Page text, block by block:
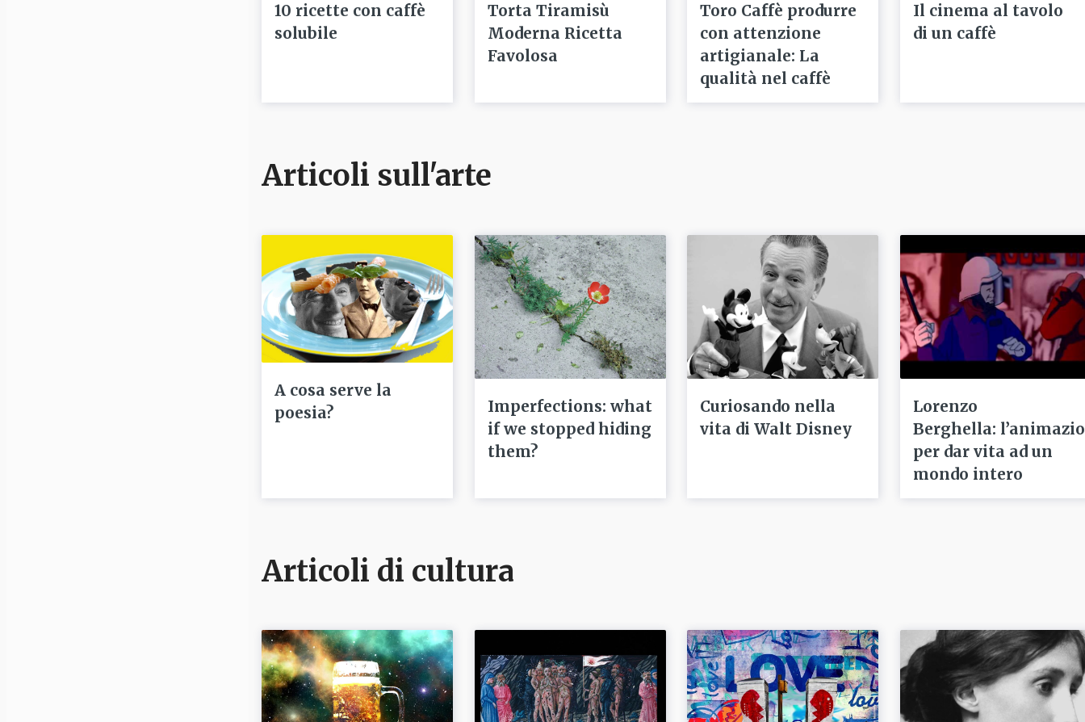
10 ricette con caffè
solubile
Torta Tiramisù
Moderna Ricetta
Favolosa
Toro Caffè produrre
con attenzione
artigianale: La
qualità nel caffè
Il cinema al tavolo
di un caffè
Articoli sull'arte
A cosa serve la
poesia?
Imperfections: what
if we stopped hiding
them?
Curiosando nella
vita di Walt Disney
Lorenzo
Berghella:
per dar vita ad un
mondo intero
Articoli di cultura